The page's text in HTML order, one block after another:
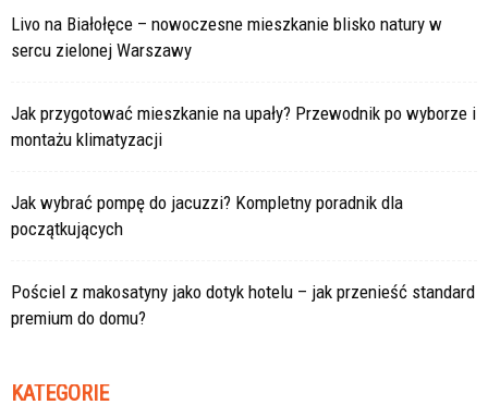
Livo na Białołęce – nowoczesne mieszkanie blisko natury w
sercu zielonej Warszawy
Jak przygotować mieszkanie na upały? Przewodnik po wyborze i
montażu klimatyzacji
Jak wybrać pompę do jacuzzi? Kompletny poradnik dla
początkujących
Pościel z makosatyny jako dotyk hotelu – jak przenieść standard
premium do domu?
KATEGORIE